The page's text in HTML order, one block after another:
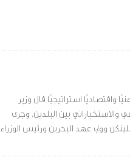
واقتصاديًا استراتيجيًا قال وزير
والاستخباراتي بين البلدين. وجرى
وولي عهد البحرين ورئيس الوزراء